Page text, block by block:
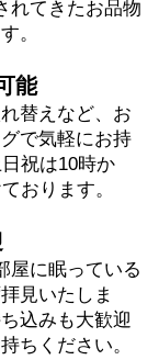
れてきたお品物
。
能
替えなど、お
で気軽にお持
祝は10時か
おります。
屋に眠っている
見いたしま
込みも大歓迎
ちください。